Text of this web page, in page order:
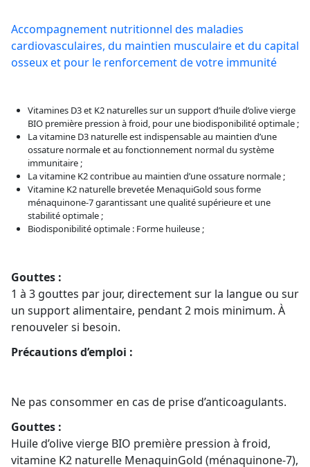
Accompagnement nutritionnel des maladies
cardiovasculaires, du maintien musculaire et du capital
osseux et pour le renforcement de votre immunité
Vitamines D3 et K2 naturelles sur un support d’huile d’olive vierge
BIO première pression à froid, pour une biodisponibilité optimale ;
La vitamine D3 naturelle est indispensable au maintien d’une
ossature normale et au fonctionnement normal du système
immunitaire ;
La vitamine K2 contribue au maintien d’une ossature normale ;
Vitamine K2 naturelle brevetée MenaquiGold sous forme
ménaquinone-7 garantissant une qualité supérieure et une
stabilité optimale ;
Biodisponibilité optimale : Forme huileuse ;
Gouttes :
1 à 3 gouttes par jour, directement sur la langue ou sur
un support alimentaire, pendant 2 mois minimum. À
renouveler si besoin.
Précautions d’emploi :
Ne pas consommer en cas de prise d’anticoagulants.
Gouttes :
Huile d’olive vierge BIO première pression à froid,
vitamine K2 naturelle MenaquinGold (ménaquinone-7),